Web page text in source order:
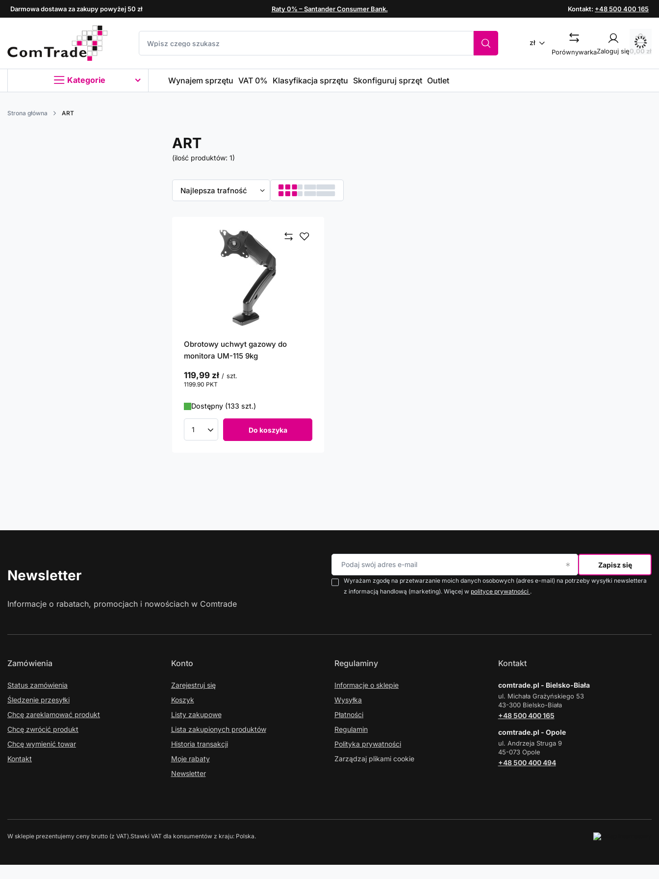
Darmowa dostawa za zakupy powyżej 50 zł Raty 0% – Santander Consumer Bank. Kontakt: +48 500 400 165
zł
PorównywarkaZaloguj się0,00 zł
Kategorie Wynajem sprzętu VAT 0% Klasyfikacja sprzętu Skonfiguruj sprzęt Outlet
Strona główna ART
ART
(ilość produktów: 1)
Zmień sortowanie
Najlepsza trafność
Obrotowy uchwyt gazowy do
monitora UM-115 9kg
119,99 zł / szt.
1199.90 PKT
Dostępny (133 szt.)
Ilość produktów Do koszyka
Newsletter
Informacje o rabatach, promocjach i nowościach w Comtrade
Podaj swój adres e-mail Zapisz się
Wyrażam zgodę na przetwarzanie moich danych osobowych (adres e-mail) na potrzeby wysyłki newslettera
z informacją handlową (marketing). Więcej w polityce prywatności .
Zamówienia
Status zamówienia
Śledzenie przesyłki
Chcę zareklamować produkt
Chcę zwrócić produkt
Chcę wymienić towar
Kontakt
Konto
Zarejestruj się
Koszyk
Listy zakupowe
Lista zakupionych produktów
Historia transakcji
Moje rabaty
Newsletter
Regulaminy
Informacje o sklepie
Wysyłka
Płatności
Regulamin
Polityka prywatności
Zarządzaj plikami cookie
Kontakt
comtrade.pl - Bielsko-Biała
ul. Michała Grażyńskiego 53
43-300 Bielsko-Biała
+48 500 400 165
comtrade.pl - Opole
ul. Andrzeja Struga 9
45-073 Opole
+48 500 400 494
W sklepie prezentujemy ceny brutto (z VAT).Stawki VAT dla konsumentów z kraju: Polska.